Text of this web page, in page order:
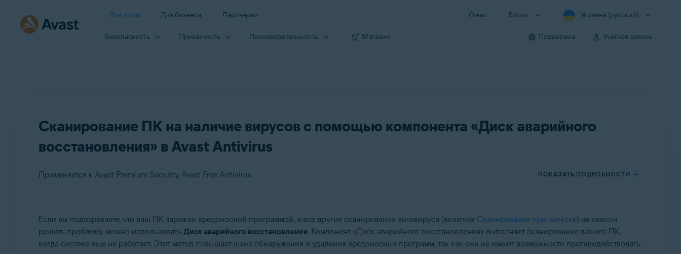
Для дома Для бизнеса Партнерам О нас Блоги Украина (русский)
Безопасность Приватность Производи­тельность Магазин Поддержка Учетная запись
Сканирование ПК на наличие вирусов с помощью компонента «Диск аварийного
восстановления» в Avast Antivirus
Применяется к Avast Premium Security, Avast Free Antivirus ПОКАЗАТЬ ПОДРОБНОСТИ
Avast Premium Security
Avast Free Antivirus
Если вы подозреваете, что ваш ПК заражен вредоносной программой, а все другие сканирования антивируса (включая Сканирование при запуске) не смогли
решить проблему, можно использовать Диск аварийного восстановления. Компонент «Диск аварийного восстановления» выполняет сканирование вашего ПК,
когда система еще не работает. Этот метод повышает шанс обнаружения и удаления вредоносных программ, так как они не имеют возможности противодействовать.